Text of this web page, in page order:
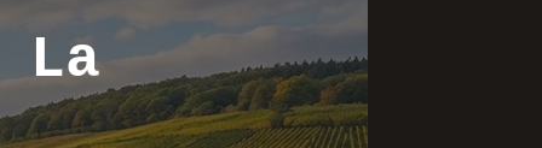
La